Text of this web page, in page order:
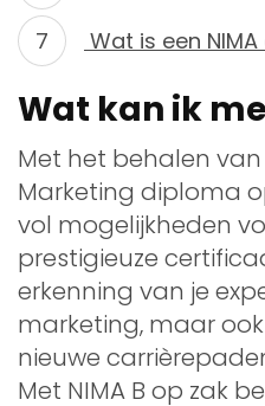
Wat is een
Wat kan ik
Met het behalen van
Marketing diploma
vol mogelijkheden
prestigieuze
erkenning van je
marketing, maar
nieuwe
Met NIMA B op zak